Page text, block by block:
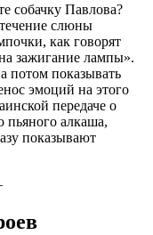
собачку Павлова?
слюны
как говорят
зажигание лампы».
потом показывать
эмоций на этого
передаче о
пьяного алкаша,
показывают